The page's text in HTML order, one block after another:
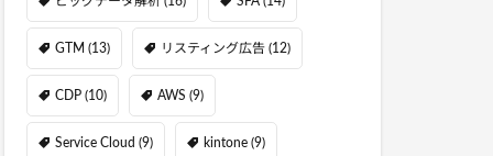
GTM (13) リスティング広告 (12)
CDP (10) AWS (9)
Service Cloud (9) kintone (9)